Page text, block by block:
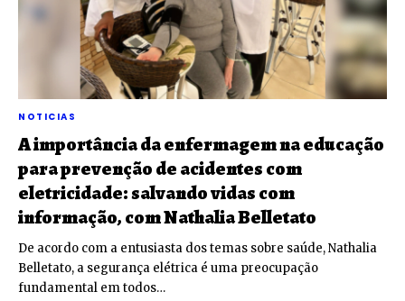
NOTICIAS
A importância da enfermagem na educação
para prevenção de acidentes com
eletricidade: salvando vidas com
informação, com Nathalia Belletato
De acordo com a entusiasta dos temas sobre saúde, Nathalia
Belletato, a segurança elétrica é uma preocupação
fundamental em todos…